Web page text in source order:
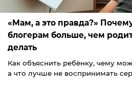
«Мам, а это правда?»
блогерам больше, чем
делать
Как объяснить ребёнку, чему
а что лучше не воспринимать